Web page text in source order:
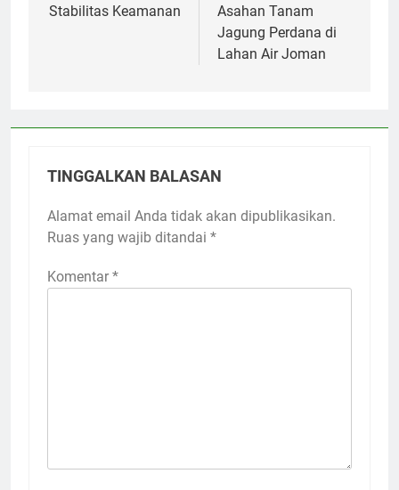
Stabilitas Keamanan
Asahan Tanam
Jagung Perdana di
Lahan Air Joman
TINGGALKAN BALASAN
Alamat email Anda tidak akan dipublikasikan.
Ruas yang wajib ditandai *
Komentar *